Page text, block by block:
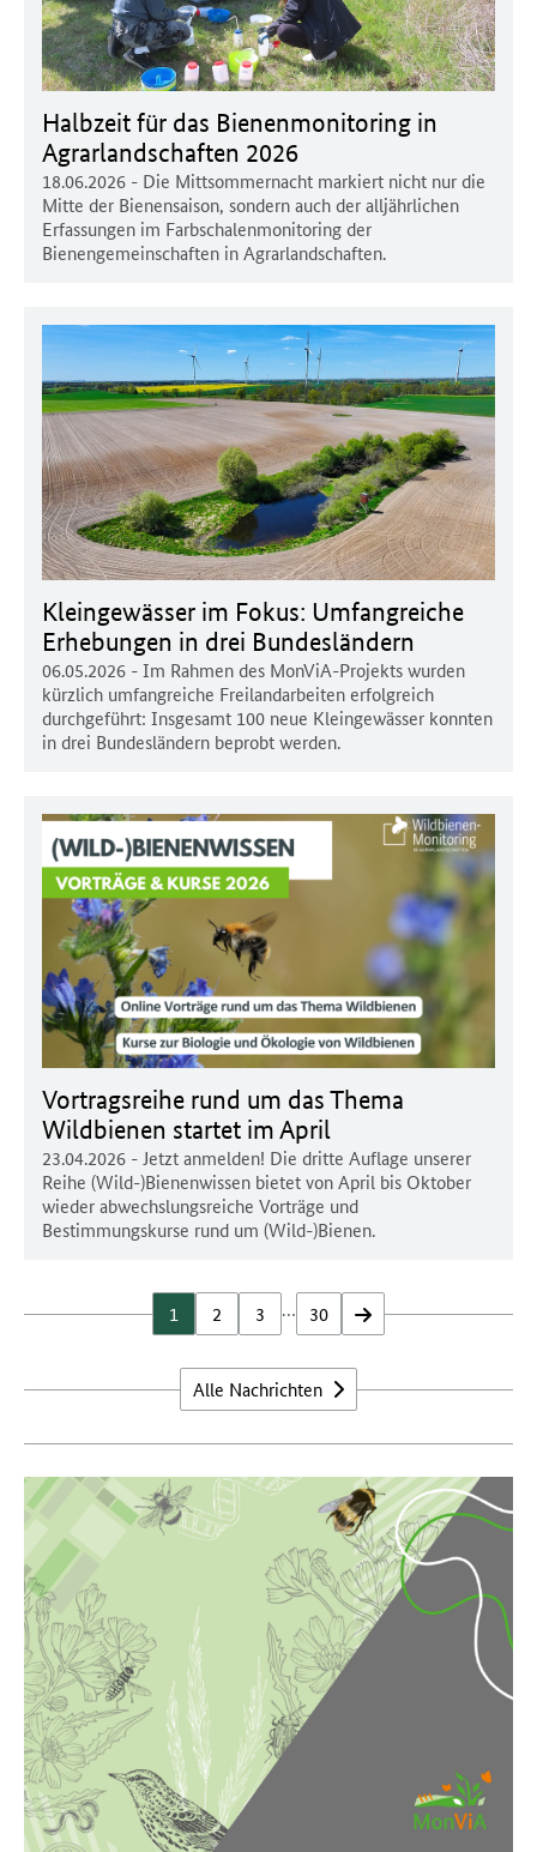
Halbzeit für das Bienenmonitoring in
Agrarlandschaften 2026
18.06.2026 - Die Mittsommernacht markiert nicht nur die
Mitte der Bienensaison, sondern auch der alljährlichen
Erfassungen im Farbschalenmonitoring der
Bienengemeinschaften in Agrarlandschaften.
Kleingewässer im Fokus: Umfangreiche
Erhebungen in drei Bundesländern
06.05.2026 - Im Rahmen des MonViA-Projekts wurden
kürzlich umfangreiche Freilandarbeiten erfolgreich
durchgeführt: Insgesamt 100 neue Kleingewässer konnten
in drei Bundesländern beprobt werden.
Vortragsreihe rund um das Thema
Wildbienen startet im April
23.04.2026 - Jetzt anmelden! Die dritte Auflage unserer
Reihe (Wild-)Bienenwissen bietet von April bis Oktober
wieder abwechslungsreiche Vorträge und
Bestimmungskurse rund um (Wild-)Bienen.
1 2 3 … 30 vor
Alle Nachrichten